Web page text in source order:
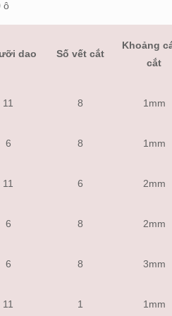
ô
dao Số vết cắt
Khoảng
cắt
11 8 1mm
6 8 1mm
11 6 2mm
6 8 2mm
6 8 3mm
11 1 1mm